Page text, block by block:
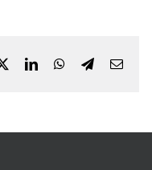
X LinkedInWhatsApp
TelegramCorreo